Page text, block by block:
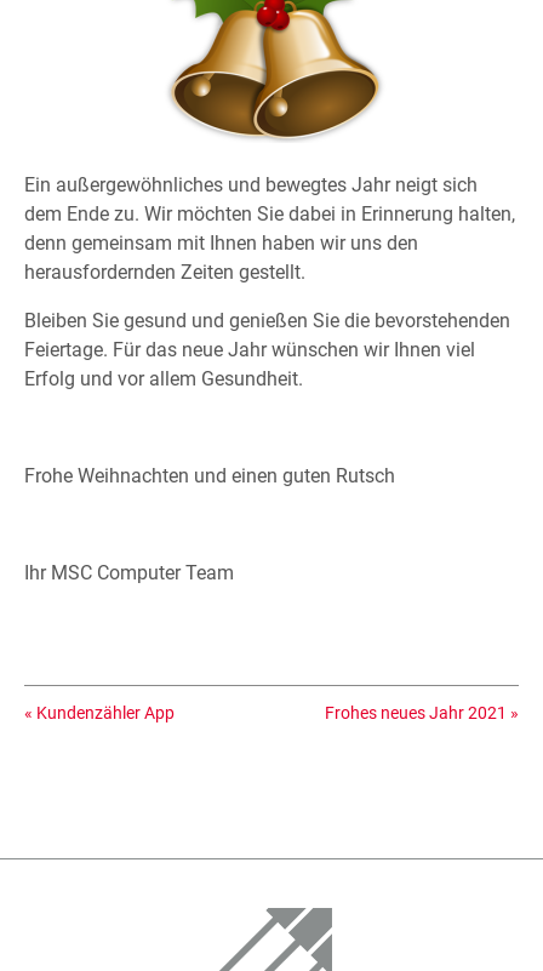
Ein außergewöhnliches und bewegtes Jahr neigt sich
dem Ende zu. Wir möchten Sie dabei in Erinnerung halten,
denn gemeinsam mit Ihnen haben wir uns den
herausfordernden Zeiten gestellt.
Bleiben Sie gesund und genießen Sie die bevorstehenden
Feiertage. Für das neue Jahr wünschen wir Ihnen viel
Erfolg und vor allem Gesundheit.
Frohe Weihnachten und einen guten Rutsch
Ihr MSC Computer Team
« Kundenzähler App Frohes neues Jahr 2021 »